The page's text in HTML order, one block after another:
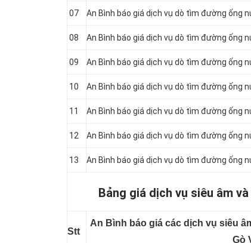
07 An Bình báo giá dịch vụ dò tìm đường ống
08 An Bình báo giá dịch vụ dò tìm đường ống
09 An Bình báo giá dịch vụ dò tìm đường ống
10 An Bình báo giá dịch vụ dò tìm đường ống
11 An Bình báo giá dịch vụ dò tìm đường ống
12 An Bình báo giá dịch vụ dò tìm đường ống
13 An Bình báo giá dịch vụ dò tìm đường ống
Bảng giá dịch vụ siêu âm
Stt
An Bình báo giá các dịch vụ siêu
Gò